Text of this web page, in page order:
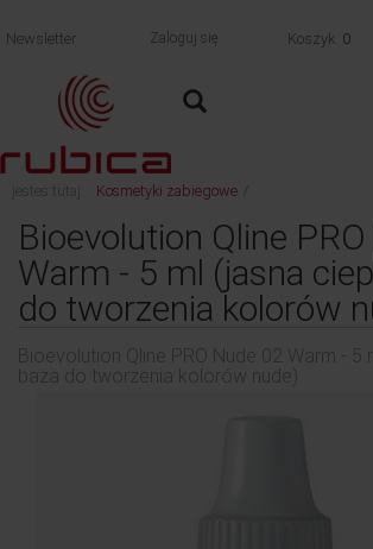
Newsletter Zaloguj się Koszyk 0
jesteś tutaj: Kosmetyki zabiegowe
Bioevolution Qline PRO Nude 02 Warm - 5 ml (jasna
kolorów nude)
Bioevolution Qline
Warm - 5 ml (jasna
do tworzenia kolorów
Bioevolution Qline PRO Nude 02 Warm - 5
baza do tworzenia kolorów nude)